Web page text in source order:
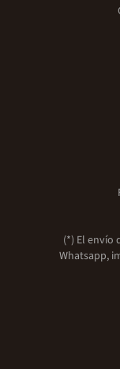
(*) El envío
Whatsapp,